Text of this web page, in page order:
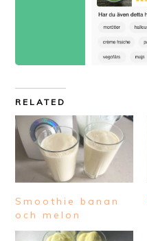
RELATED
Smoothie banan
och melon